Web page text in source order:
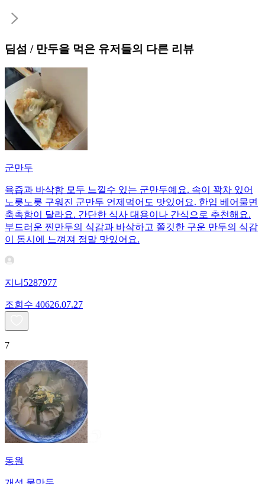
딤섬 / 만두을 먹은 유저들의 다른 리뷰
군만두
육즙과 바삭함 모두 느낄수 있는 군만두예요. 속이 꽉차 있어
노릇노릇 구워진 군만두 언제먹어도 맛있어요. 한입 베어물면
축촉함이 달라요. 간단한 식사 대용이나 간식으로 추천해요.
부드러운 찐만두의 식감과 바삭하고 쫄깃한 구운 만두의 식감
이 동시에 느껴져 정말 맛있어요.
지니5287977
조회수 40626.07.27
7
동원